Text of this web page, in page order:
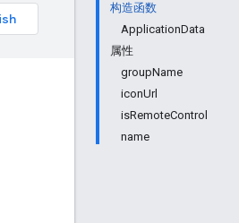
构造函数
ApplicationData
属性
groupName
iconUrl
isRemoteControl
name